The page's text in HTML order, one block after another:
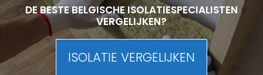
DE BESTE BELGISCHE ISOLATIESPECIALISTEN
VERGELIJKEN?
ISOLATIE VERGELIJKEN